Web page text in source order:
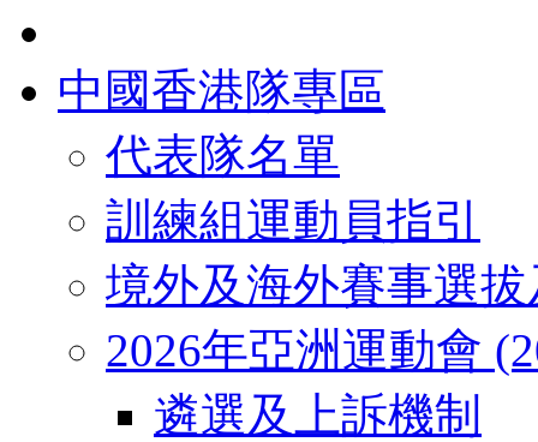
中國香港隊專區
代表隊名單
訓練組運動員指引
境外及海外賽事選
2026年亞洲運動會
遴選及上訴機制